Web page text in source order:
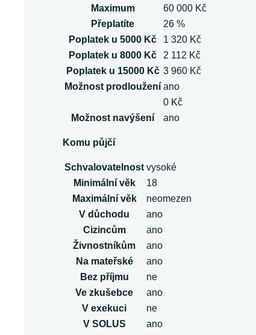
Maximum
60 000 Kč
Přeplatíte
26 %
Poplatek u 5000 Kč
1 320 Kč
Poplatek u 8000 Kč
2 112 Kč
Poplatek u 15000 Kč 3 960 Kč
Možnost prodloužení ano
0 Kč
Možnost navýšení
ano
Komu půjčí
Schvalovatelnost vysoké
Minimální věk
18
Maximální věk
neomezen
V důchodu
ano
Cizincům
ano
Živnostníkům
ano
Na mateřské
ano
Bez příjmu
ne
Ve zkušebce
ano
V exekuci
ne
V SOLUS
ano